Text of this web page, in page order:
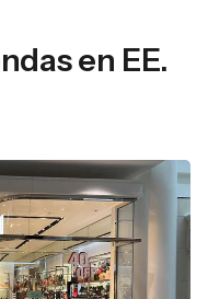
en EE.